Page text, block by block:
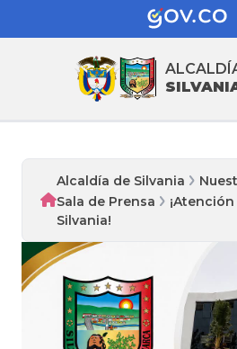
Alcaldía de Silvania
Sala de Prensa
Silvania!